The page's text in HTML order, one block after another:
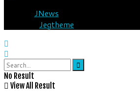
JNews
Jegtheme
No Result
View All Result